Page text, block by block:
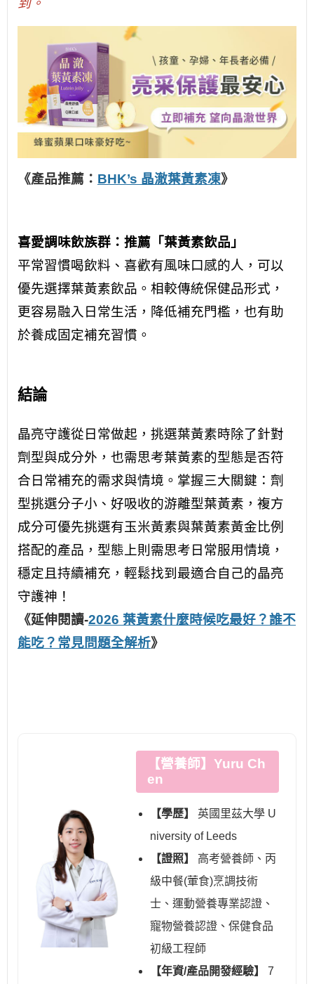
到。
《產品推薦： BHK’s 晶澈葉黃素凍》
喜愛調味飲族群：推薦「葉黃素飲品」
平常習慣喝飲料、喜歡有風味口感的人，可以
優先選擇葉黃素飲品。相較傳統保健品形式，
更容易融入日常生活，降低補充門檻，也有助
於養成固定補充習慣。
結論
晶亮守護從日常做起，挑選葉黃素時除了針對
劑型與成分外，也需思考葉黃素的型態是否符
合日常補充的需求與情境。掌握三大關鍵：劑
型挑選分子小、好吸收的游離型葉黃素，複方
成分可優先挑選有玉米黃素與葉黃素黃金比例
搭配的產品，型態上則需思考日常服用情境，
穩定且持續補充，輕鬆找到最適合自己的晶亮
守護神！
《延伸閱讀-2026 葉黃素什麼時候吃最好？誰不
能吃？常見問題全解析》
【營養師】Yuru Ch
en
【學歷】
英國里茲大學 U
niversity of Leeds
【證照】
高考營養師、丙
級中餐(葷食)烹調技術
士、運動營養專業認證、
寵物營養認證、保健食品
初級工程師
【年資/產品開發經驗】 7